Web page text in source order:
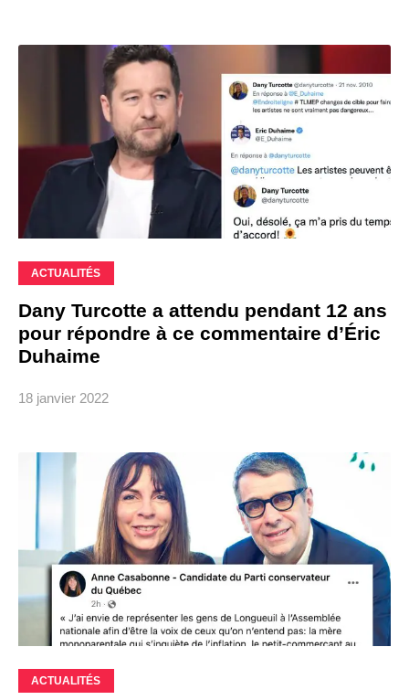
ACTUALITÉS
Dany Turcotte a attendu pendant 12 ans
pour répondre à ce commentaire d’Éric
Duhaime
18 janvier 2022
ACTUALITÉS